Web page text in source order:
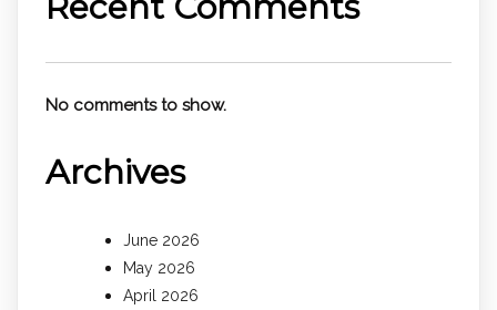
No comments to show.
Archives
June 2026
May 2026
April 2026